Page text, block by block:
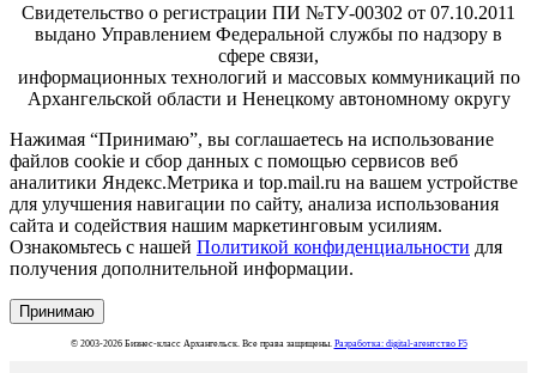
Свидетельство о регистрации ПИ №ТУ-00302 от 07.10.2011
выдано Управлением Федеральной службы по надзору в
сфере связи,
информационных технологий и массовых коммуникаций по
Архангельской области и Ненецкому автономному округу
Нажимая “Принимаю”, вы соглашаетесь на использование
файлов cookie и сбор данных с помощью сервисов веб
аналитики Яндекс.Метрика и top.mail.ru на вашем устройстве
для улучшения навигации по сайту, анализа использования
сайта и содействия нашим маркетинговым усилиям.
Ознакомьтесь с нашей Политикой конфиденциальности для
получения дополнительной информации.
Принимаю
© 2003-2026 Бизнес-класс Архангельск. Все права защищены. Разработка: digital-агентство F5